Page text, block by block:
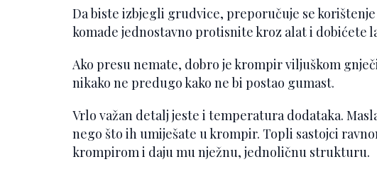
Da biste izbjegli grudvice, preporučuje se
komade jednostavno protisnite kroz alat i dobićete
Ako presu nemate, dobro je krompir viljuškom
nikako ne predugo kako ne bi postao gumast.
Vrlo važan detalj jeste i temperatura dodataka.
nego što ih umiješate u krompir. Topli sastojci
krompirom i daju mu nježnu, jednoličnu strukturu.